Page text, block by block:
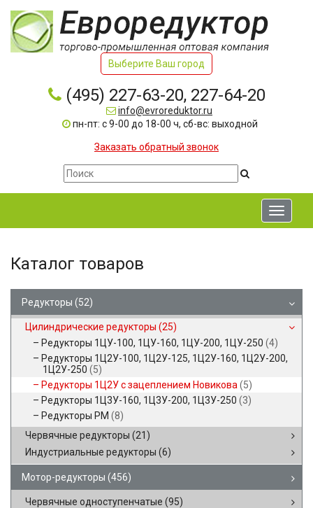
Выберите Ваш город
(495) 227-63-20, 227-64-20
info@evroreduktor.ru
пн-пт: с 9-00 до 18-00 ч, сб-вс: выходной
Заказать обратный звонок
Toggle
Каталог товаров
Редукторы (52)
Цилиндрические редукторы (25)
Редукторы 1ЦУ-100, 1ЦУ-160, 1ЦУ-200, 1ЦУ-250 (4)
Редукторы 1Ц2У-100, 1Ц2У-125, 1Ц2У-160, 1Ц2У-200,
1Ц2У-250 (5)
Редукторы 1Ц2У с зацеплением Новикова (5)
Редукторы 1Ц3У-160, 1Ц3У-200, 1Ц3У-250 (3)
Редукторы РМ (8)
Червячные редукторы (21)
Индустриальные редукторы (6)
Мотор-редукторы (456)
Червячные одноступенчатые (95)